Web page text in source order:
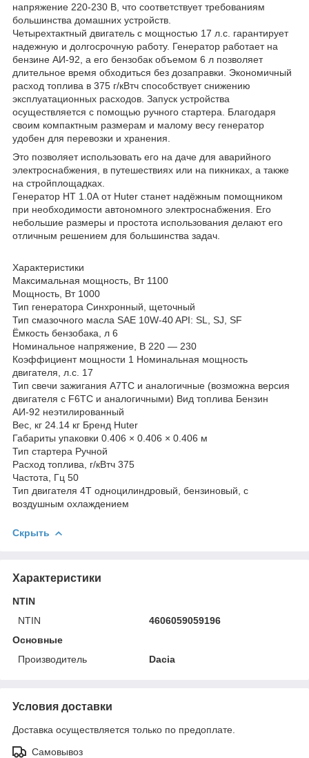
напряжение 220-230 В, что соответствует требованиям
большинства домашних устройств.
Четырехтактный двигатель с мощностью 17 л.с. гарантирует
надежную и долгосрочную работу. Генератор работает на
бензине АИ-92, а его бензобак объемом 6 л позволяет
длительное время обходиться без дозаправки. Экономичный
расход топлива в 375 г/кВтч способствует снижению
эксплуатационных расходов. Запуск устройства
осуществляется с помощью ручного стартера. Благодаря
своим компактным размерам и малому весу генератор
удобен для перевозки и хранения.
Это позволяет использовать его на даче для аварийного
электроснабжения, в путешествиях или на пикниках, а также
на стройплощадках.
Генератор HT 1.0А от Huter станет надёжным помощником
при необходимости автономного электроснабжения. Его
небольшие размеры и простота использования делают его
отличным решением для большинства задач.
Характеристики
Максимальная мощность, Вт 1100
Мощность, Вт 1000
Тип генератора Синхронный, щеточный
Тип смазочного масла SAE 10W-40 API: SL, SJ, SF
Ёмкость бензобака, л 6
Номинальное напряжение, В 220 — 230
Коэффициент мощности 1 Номинальная мощность
двигателя, л.с. 17
Тип свечи зажигания A7TC и аналогичные (возможна версия
двигателя с F6TC и аналогичными) Вид топлива Бензин
АИ-92 неэтилированный
Вес, кг 24.14 кг Бренд Huter
Габариты упаковки 0.406 × 0.406 × 0.406 м
Тип стартера Ручной
Расход топлива, г/кВтч 375
Частота, Гц 50
Тип двигателя 4Т одноцилиндровый, бензиновый, с
воздушным охлаждением
Скрыть
Характеристики
NTIN
NTIN
4606059059196
Основные
Производитель
Dacia
Условия доставки
Доставка осуществляется только по предоплате.
Самовывоз